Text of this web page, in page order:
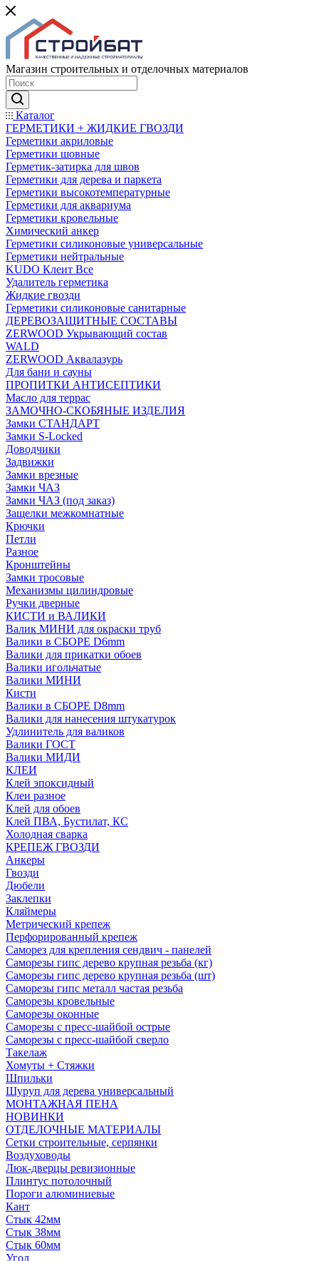
Магазин строительных и отделочных материалов
Каталог
ГЕРМЕТИКИ + ЖИДКИЕ ГВОЗДИ
Герметики акриловые
Герметики шовные
Герметик-затирка для швов
Герметики для дерева и паркета
Герметики высокотемпературные
Герметики для аквариума
Герметики кровельные
Химический анкер
Герметики силиконовые универсальные
Герметики нейтральные
KUDO Клеит Все
Удалитель герметика
Жидкие гвозди
Герметики силиконовые санитарные
ДЕРЕВОЗАЩИТНЫЕ СОСТАВЫ
ZERWOOD Укрывающий состав
WALD
ZERWOOD Аквалазурь
Для бани и сауны
ПРОПИТКИ АНТИСЕПТИКИ
Масло для террас
ЗАМОЧНО-СКОБЯНЫЕ ИЗДЕЛИЯ
Замки СТАНДАРТ
Замки S-Locked
Доводчики
Задвижки
Замки врезные
Замки ЧАЗ
Замки ЧАЗ (под заказ)
Защелки межкомнатные
Крючки
Петли
Разное
Кронштейны
Замки тросовые
Механизмы цилиндровые
Ручки дверные
КИСТИ и ВАЛИКИ
Валик МИНИ для окраски труб
Валики в СБОРЕ D6mm
Валики для прикатки обоев
Валики игольчатые
Валики МИНИ
Кисти
Валики в СБОРЕ D8mm
Валики для нанесения штукатурок
Удлинитель для валиков
Валики ГОСТ
Валики МИДИ
КЛЕИ
Клей эпоксидный
Клеи разное
Клей для обоев
Клей ПВА, Бустилат, КС
Холодная сварка
КРЕПЕЖ ГВОЗДИ
Анкеры
Гвозди
Дюбели
Заклепки
Кляймеры
Метрический крепеж
Перфорированный крепеж
Саморез для крепления сендвич - панелей
Саморезы гипс дерево крупная резьба (кг)
Саморезы гипс дерево крупная резьба (шт)
Саморезы гипс металл частая резьба
Саморезы кровельные
Саморезы оконные
Саморезы с пресс-шайбой острые
Саморезы с пресс-шайбой сверло
Такелаж
Хомуты + Стяжки
Шпильки
Шуруп для дерева универсальный
МОНТАЖНАЯ ПЕНА
НОВИНКИ
ОТДЕЛОЧНЫЕ МАТЕРИАЛЫ
Сетки строительные, серпянки
Воздуховоды
Люк-дверцы ревизионные
Плинтус потолочный
Пороги алюминиевые
Кант
Стык 42мм
Стык 38мм
Стык 60мм
Угол